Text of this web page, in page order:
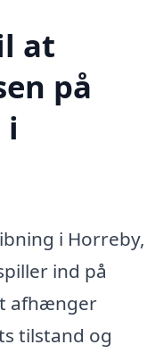
at
på
i
i Horreby,
ind på
afhænger
tilstand og